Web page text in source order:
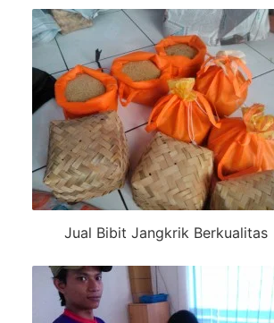
Jual Bibit Jangkrik Berkualitas